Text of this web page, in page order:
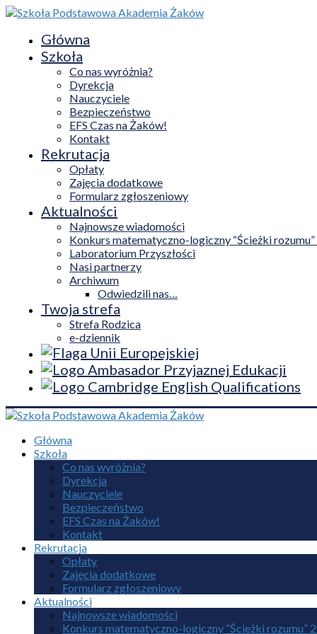
Główna
Szkoła
Co nas wyróżnia?
Dyrekcja
Nauczyciele
Bezpieczeństwo
EFS Czas na Żaków!
Kontakt
Rekrutacja
Opłaty
Zajęcia dodatkowe
Formularz zgłoszeniowy
Aktualności
Najnowsze wiadomości
Konkurs matematyczno-logiczny “Ścieżki
Laboratorium Przyszłości
Nasi partnerzy
Archiwum
Odwiedzili nas…
Twoja strefa
Strefa Rodzica
e-dziennik
Główna
Szkoła
Co nas wyróżnia?
Dyrekcja
Nauczyciele
Bezpieczeństwo
EFS Czas na Żaków!
Kontakt
Rekrutacja
Opłaty
Zajęcia dodatkowe
Formularz zgłoszeniowy
Aktualności
Najnowsze wiadomości
Konkurs matematyczno-logiczny “Ścieżki rozumu”